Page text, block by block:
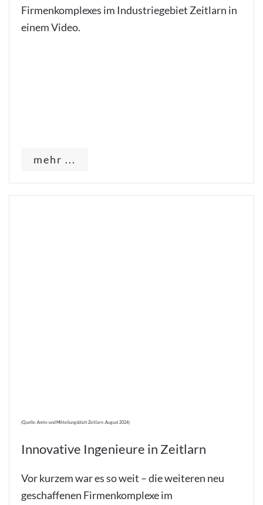
Firmenkomplexes im Industriegebiet Zeitlarn in
einem Video.
mehr ...
(Quelle: Amts- und Mitteilungsblatt Zeitlarn . August 2024)
Innovative Ingenieure in Zeitlarn
Vor kurzem war es so weit – die weiteren neu
geschaffenen Firmenkomplexe im